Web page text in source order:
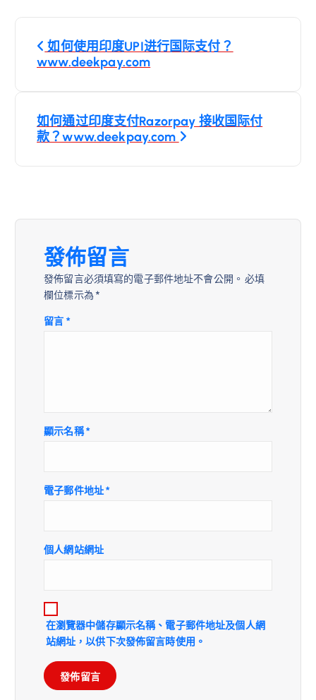
文
章
覽
如何使用印度UPI进行国际支付？
www.deekpay.com
如何通过印度支付Razorpay 接收国际付
款？www.deekpay.com
發佈留言
發佈留言必須填寫的電子郵件地址不會公開。 必填
欄位標示為 *
留言 *
顯示名稱*
電子郵件地址*
個人網站網址
在瀏覽器中儲存顯示名稱、電子郵件地址及個人網
站網址，以供下次發佈留言時使用。